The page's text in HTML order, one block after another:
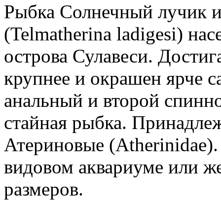
Рыбка Солнечный лучик
(Telmatherina ladigesi)
острова Сулавеси.
крупнее и окрашен ярче
анальный и второй
стайная рыбка.
Атериновые
видовом аквариуме или
размеров.